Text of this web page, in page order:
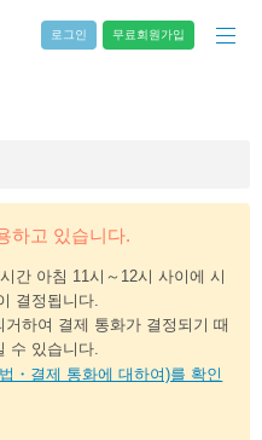
로그인 무료회원가입
하고 있습니다.
간 아침 11시～12시 사이에 시
결정됩니다.
하여 결제 통화가 결정되기 때
수 있습니다.
・결제 통화에 대하여)를 확인